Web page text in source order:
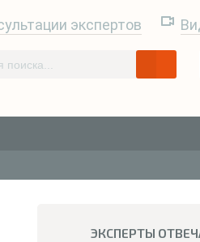
экспертов
ЭКСПЕРТЫ